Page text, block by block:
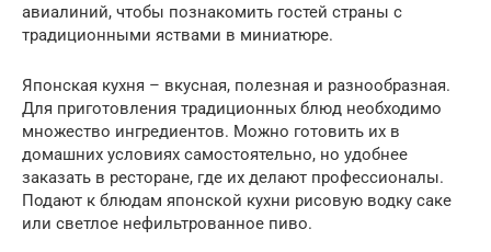
авиалиний, чтобы познакомить гостей страны с
традиционными яствами в миниатюре.
Японская кухня – вкусная, полезная и разнообразная.
Для приготовления традиционных блюд необходимо
множество ингредиентов. Можно готовить их в
домашних условиях самостоятельно, но удобнее
заказать в ресторане, где их делают профессионалы.
Подают к блюдам японской кухни рисовую водку саке
или светлое нефильтрованное пиво.